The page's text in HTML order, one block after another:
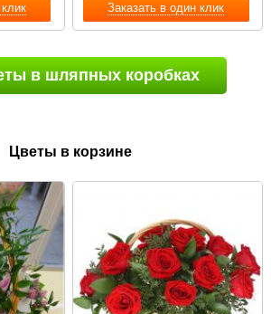
Заказать в один клик
в шляпных коробках
Цветы в корзине